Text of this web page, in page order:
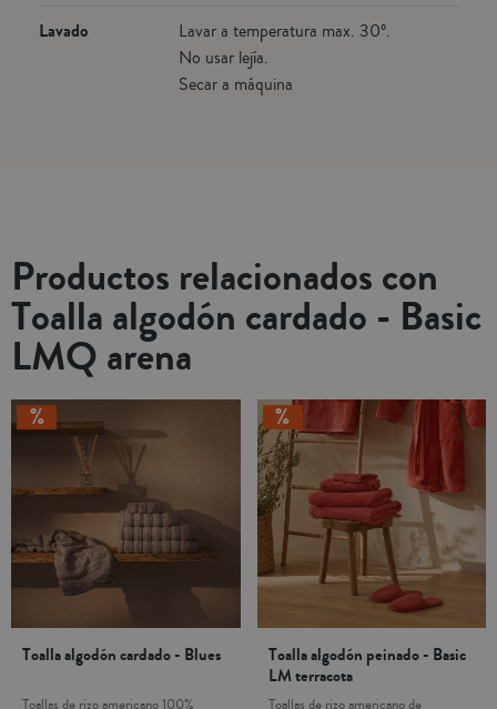
Lavado
Lavar a temperatura max. 30º.
No usar lejía.
Secar a máquina
Productos relacionados con
Toalla algodón cardado - Basic
LMQ arena
Toalla algodón cardado - Blues
Toallas de rizo americano 100%
Toalla algodón peinado - Basic
LM terracota
Toallas de rizo americano de